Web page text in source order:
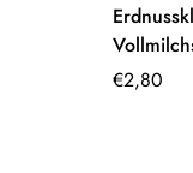
Regulärer
€2,80